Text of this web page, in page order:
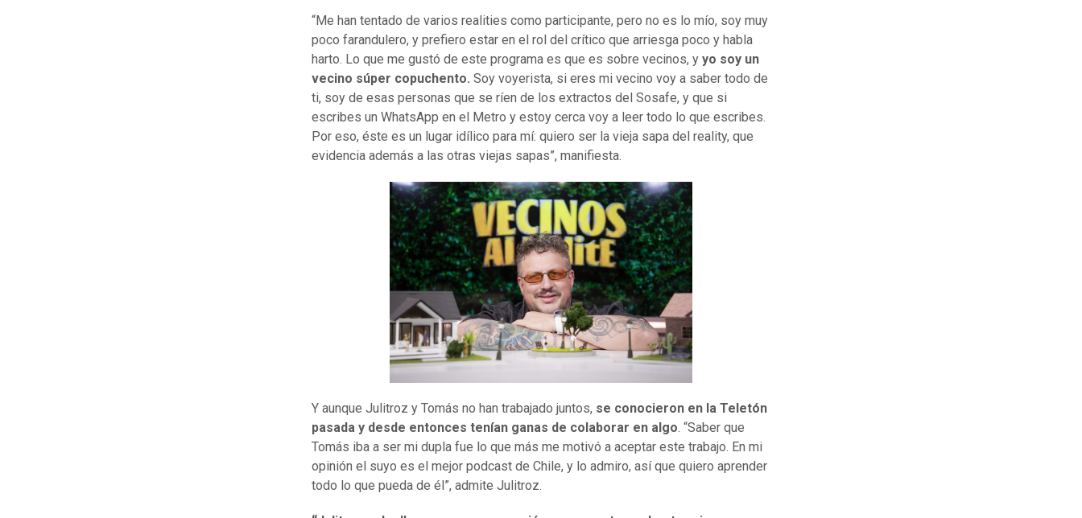
“Me han tentado de varios realities como participante, pero no es lo mío, soy muy
poco farandulero, y prefiero estar en el rol del crítico que arriesga poco y habla
harto. Lo que me gustó de este programa es que es sobre vecinos, y yo soy un
vecino súper copuchento. Soy voyerista, si eres mi vecino voy a saber todo de
ti, soy de esas personas que se ríen de los extractos del Sosafe, y que si
escribes un WhatsApp en el Metro y estoy cerca voy a leer todo lo que escribes.
Por eso, éste es un lugar idílico para mí: quiero ser la vieja sapa del reality, que
evidencia además a las otras viejas sapas”, manifiesta.
Y aunque Julitroz y Tomás no han trabajado juntos, se conocieron en la Teletón
pasada y desde entonces tenían ganas de colaborar en algo. “Saber que
Tomás iba a ser mi dupla fue lo que más me motivó a aceptar este trabajo. En mi
opinión el suyo es el mejor podcast de Chile, y lo admiro, así que quiero aprender
todo lo que pueda de él”, admite Julitroz.